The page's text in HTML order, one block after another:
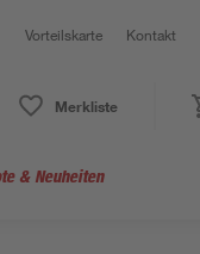
Vorteilskarte Kontakt
Merkliste
& Neuheiten